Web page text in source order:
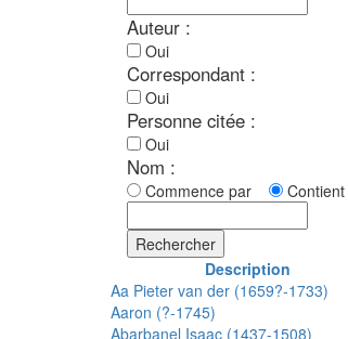
Auteur :
Oui
Correspondant :
Oui
Personne citée :
Oui
Nom :
Commence par Contient
Rechercher
Description
Aa Pieter van der (1659?-1733)
Aaron (?-1745)
Abarbanel Isaac (1437-1508)